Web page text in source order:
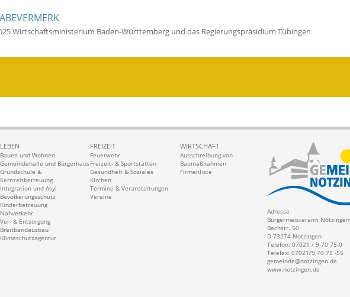
Wirtschaftsministerium Baden-Württemberg und das Regierungspräsidium Tübingen
LEBEN
Bauen und Wohnen
Gemeindehalle und Bürgerhaus
Grundschule &
Kernzeitbetreuung
Integration und Asyl
Bevölkerungsschutz
Kinderbetreuung
Nahverkehr
Ver- & Entsorgung
Breitbandausbau
Klimaschutzagentur
FREIZEIT
Feuerwehr
Freizeit- & Sportstätten
Gesundheit & Soziales
Kirchen
Termine & Veranstaltungen
Vereine
WIRTSCHAFT
Ausschreibung von
Baumaßnahmen
Firmenliste
Adresse
Bürgermeisteramt Notzingen
Bachstr. 50
D-73274 Notzingen
Telefon: 07021 / 9 70 75-0
Telefax: 07021/9 70 75 -55
gemeinde@notzingen.de
www.notzingen.de